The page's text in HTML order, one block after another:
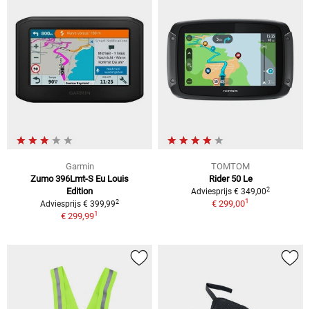
Garmin
Zumo 396Lmt-S Eu Louis
Edition
Adviesprijs € 399,992
€ 299,991
TOMTOM
Rider 50 Le
Adviesprijs € 349,002
€ 299,001